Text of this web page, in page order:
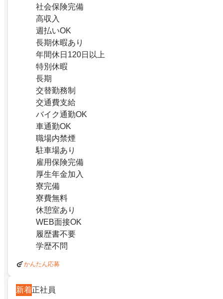
社会保険完備
高収入
週払いOK
長期休暇あり
年間休日120日以上
特別休暇
長期
交替勤務制
交通費支給
バイク通勤OK
車通勤OK
職場内禁煙
駐車場あり
雇用保険完備
厚生年金加入
寮完備
寮費無料
休憩室あり
WEB面接OK
履歴書不要
学歴不問
かんたん応募
新着正社員